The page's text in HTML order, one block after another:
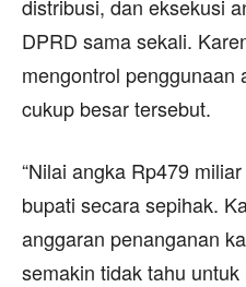
distribusi, dan eksekusi
DPRD sama sekali.
mengontrol penggunaan
cukup besar tersebut.
“Nilai angka Rp479
bupati secara sepihak.
anggaran penanganan
semakin tidak tahu